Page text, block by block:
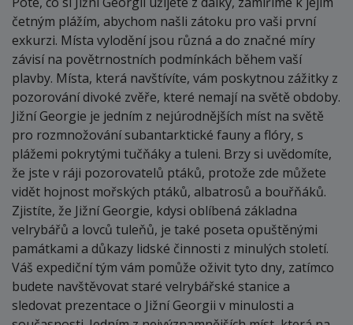
četným plážím, abychom našli zátoku pro vaši první
exkurzi. Místa vylodění jsou různá a do značné míry
závisí na povětrnostních podmínkách během vaší
plavby. Místa, která navštívíte, vám poskytnou zážitky z
pozorování divoké zvěře, které nemají na světě obdoby.
Jižní Georgie je jedním z nejúrodnějších míst na světě
pro rozmnožování subantarktické fauny a flóry, s
plážemi pokrytými tučňáky a tuleni. Brzy si uvědomíte,
že jste v ráji pozorovatelů ptáků, protože zde můžete
vidět hojnost mořských ptáků, albatrosů a bouřňáků.
Zjistíte, že Jižní Georgie, kdysi oblíbená základna
velrybářů a lovců tuleňů, je také poseta opuštěnými
památkami a důkazy lidské činnosti z minulých století.
Váš expediční tým vám pomůže oživit tyto dny, zatímco
budete navštěvovat staré velrybářské stanice a
sledovat prezentace o Jižní Georgii v minulosti a